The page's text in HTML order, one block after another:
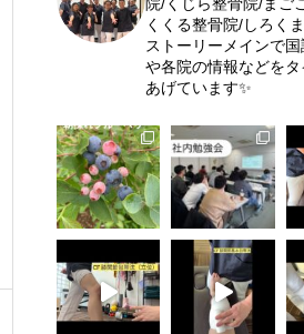
くくる整骨院/しろく
ストーリーメインで
や各院の情報などをタ
あげています✨